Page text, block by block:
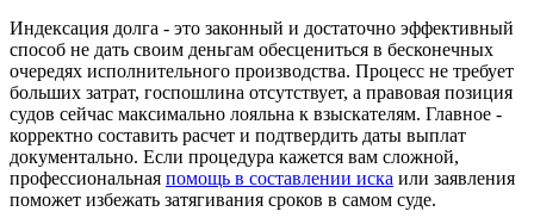
Индексация долга - это законный и достаточно эффективный
способ не дать своим деньгам обесцениться в бесконечных
очередях исполнительного производства. Процесс не требует
больших затрат, госпошлина отсутствует, а правовая позиция
судов сейчас максимально лояльна к взыскателям. Главное -
корректно составить расчет и подтвердить даты выплат
документально. Если процедура кажется вам сложной,
профессиональная помощь в составлении иска или заявления
поможет избежать затягивания сроков в самом суде.